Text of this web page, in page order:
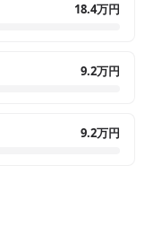
18.4万円
9.2万円
9.2万円